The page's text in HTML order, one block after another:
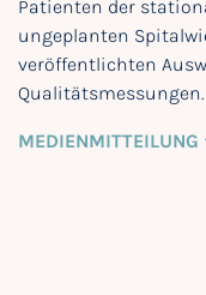
Patienten der
ungeplanten
veröffentlichten
Qualitätsmessungen.
MEDIENMITTEILUNG